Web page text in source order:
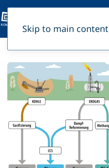
Skip to main content